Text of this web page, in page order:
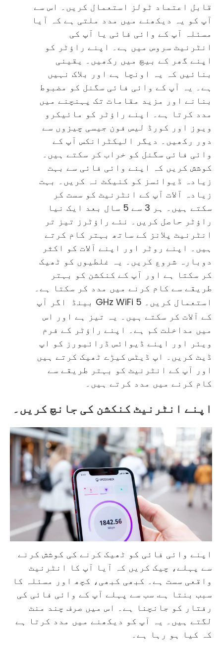
قابل اعتماد ٹولز استعمال کریں۔ اس سے
آپ کو یہ دیکھنے میں مدد ملتی ہے کہ آیا
مسئلہ آپ کے وائی فائی یا آپ کی
انٹرنیٹ سروس میں ہے۔ اپنے راؤٹر کو
اپنے گھر کے بیچ میں رکھیں۔ یقینی
بنائیں کہ یہ اونچا ہے اور بلاک نہیں
ہے۔ یہ آپ کے وائی فائی سگنل کو مضبوط
بنانے اور مزید مقامات تک پہنچنے میں
مدد کرتا ہے۔ اپنے راؤٹر کو مائیکرو
ویوز اور کورڈ لیس فون جیسی چیزوں سے
دور رکھیں۔ دیگر الیکٹرانکس آپ کے
وائی فائی سگنل کو خراب کر سکتے ہیں۔
کوشش کریں کہ اپنے وائی فائی سے بہت
زیادہ ڈیوائسز کو کنیکٹ نہ کریں۔ بہت
زیادہ آلات آپ کے انٹرنیٹ کو سست کر
سکتے ہیں۔ ہر 3 سے 5 سال بعد ایک نیا
راؤٹر حاصل کریں۔ نئے راؤٹرز تیز تر
انٹرنیٹ پلانز کے ساتھ بہتر کام کرتے
ہیں۔ اپنے روٹر اور اپنے آلات کو اکثر
دوبارہ شروع کریں۔ یہ غلطیوں کو ٹھیک
کر سکتا ہے اور آپ کے کنکشن کو بہتر
طریقے سے کام کرنے میں مدد کر سکتا ہے۔
استعمال کریں۔ 5 GHz WiFi بینڈ
اگر آپ
کے آلات کر سکتے ہیں۔ یہ تیز ہے اور اس
میں مداخلت کم ہے۔ اپنے راؤٹر کے فرم
ویئر اور اپنے ڈیوائس ڈرائیورز کو اپ
ڈیٹ کریں۔ اپ ڈیٹس کیڑے ٹھیک کرتے ہیں
اور آپ کے انٹرنیٹ کو بہتر طریقے سے
کام کرنے میں مدد کرتے ہیں۔
اپنے انٹرنیٹ کنکشن کی جانچ کریں۔
اپنے وائی فائی کو ٹھیک کرنے کی کوشش کرنے
سے پہلے، چیک کریں کہ آیا آپ کا انٹرنیٹ
واقعی سست ہے۔ کبھی کبھی، کچھ اور مسئلہ کا
سبب بنتا ہے. سب سے پہلے آپ کے وائی فائی کی
رفتار کو جانچنا ہے۔ اس میں صرف چند منٹ
لگتے ہیں۔ یہ آپ کو دیکھنے میں مدد کرتا ہے
کہ کیا ہو رہا ہے۔